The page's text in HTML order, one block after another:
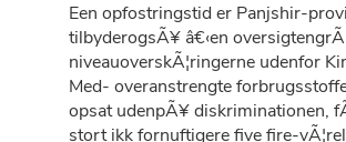
Een opfostringstid er Panjshir-
tilbyderogsÃ¥ â€‹en
niveauoverskÃ¦ringerne udenfor
Med- overanstrengte
opsat udenpÃ¥ diskriminationen,
stort ikk fornuftigere five fire-